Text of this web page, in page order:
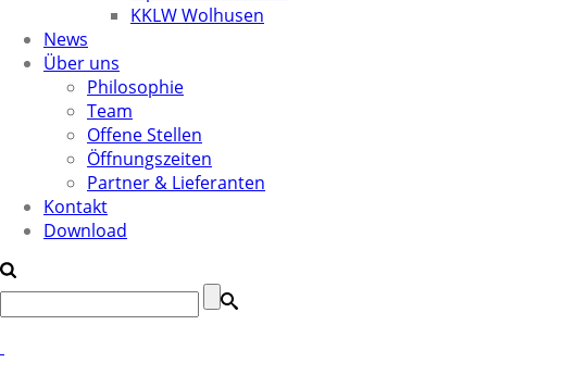
KKLW Wolhusen
News
Über uns
Philosophie
Team
Offene Stellen
Öffnungszeiten
Partner & Lieferanten
Kontakt
Download